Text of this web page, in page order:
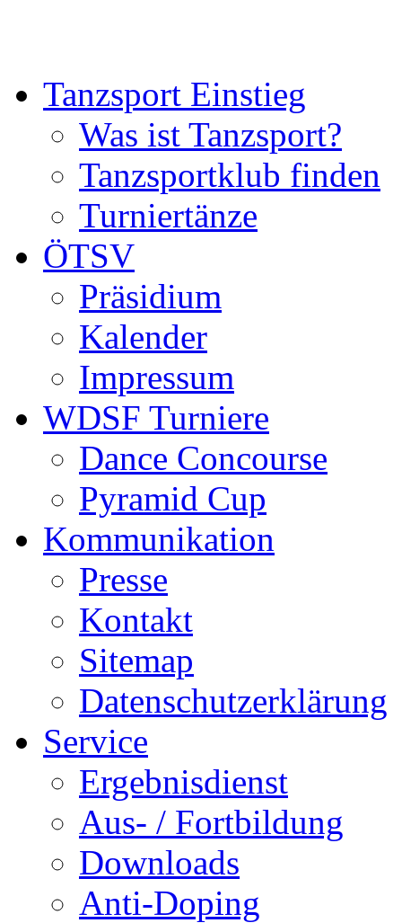
Tanzsport Einstieg
Was ist Tanzsport?
Tanzsportklub finden
Turniertänze
ÖTSV
Präsidium
Kalender
Impressum
WDSF Turniere
Dance Concourse
Pyramid Cup
Kommunikation
Presse
Kontakt
Sitemap
Datenschutzerklärung
Service
Ergebnisdienst
Aus- / Fortbildung
Downloads
Anti-Doping